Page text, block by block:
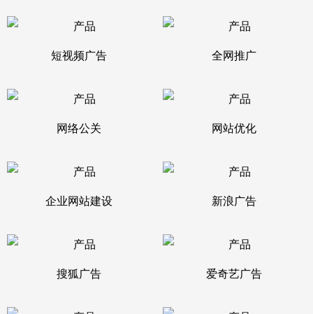
短视频广告 全网推广
网络公关 网站优化
企业网站建设 新浪广告
搜狐广告 爱奇艺广告